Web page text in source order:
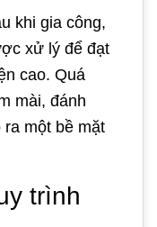
khi gia công,
xử lý để đạt
cao. Quá
mài, đánh
ra một bề mặt
trình